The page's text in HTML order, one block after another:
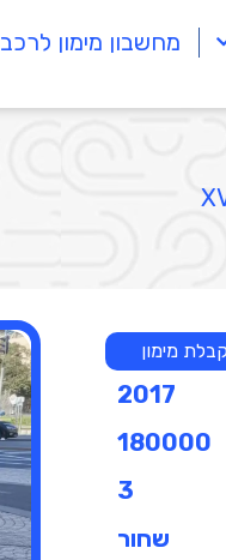
מחשבון מימון לרכב
מימון
2017
180000
3
שחור